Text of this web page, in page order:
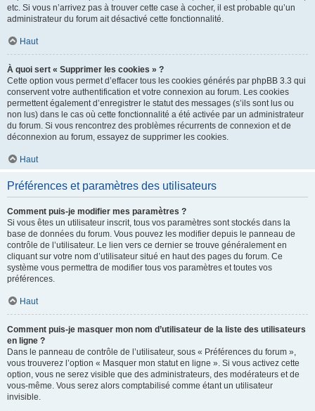
etc. Si vous n’arrivez pas à trouver cette case à cocher, il est probable qu’un
administrateur du forum ait désactivé cette fonctionnalité.
Haut
À quoi sert « Supprimer les cookies » ?
Cette option vous permet d’effacer tous les cookies générés par phpBB 3.3 qui
conservent votre authentification et votre connexion au forum. Les cookies
permettent également d’enregistrer le statut des messages (s’ils sont lus ou
non lus) dans le cas où cette fonctionnalité a été activée par un administrateur
du forum. Si vous rencontrez des problèmes récurrents de connexion et de
déconnexion au forum, essayez de supprimer les cookies.
Haut
Préférences et paramètres des utilisateurs
Comment puis-je modifier mes paramètres ?
Si vous êtes un utilisateur inscrit, tous vos paramètres sont stockés dans la
base de données du forum. Vous pouvez les modifier depuis le panneau de
contrôle de l’utilisateur. Le lien vers ce dernier se trouve généralement en
cliquant sur votre nom d’utilisateur situé en haut des pages du forum. Ce
système vous permettra de modifier tous vos paramètres et toutes vos
préférences.
Haut
Comment puis-je masquer mon nom d’utilisateur de la liste des utilisateurs
en ligne ?
Dans le panneau de contrôle de l’utilisateur, sous « Préférences du forum »,
vous trouverez l’option « Masquer mon statut en ligne ». Si vous activez cette
option, vous ne serez visible que des administrateurs, des modérateurs et de
vous-même. Vous serez alors comptabilisé comme étant un utilisateur
invisible.